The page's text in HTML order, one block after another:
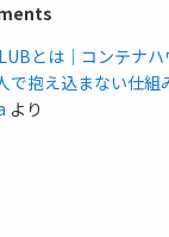
とは｜コンテナ
で抱え込まない仕組
より